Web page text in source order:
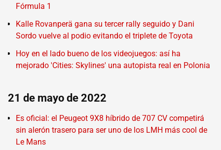
Fórmula 1
Kalle Rovanperä gana su tercer rally seguido y Dani
Sordo vuelve al podio evitando el triplete de Toyota
Hoy en el lado bueno de los videojuegos: así ha
mejorado 'Cities: Skylines' una autopista real en Polonia
21 de mayo de 2022
Es oficial: el Peugeot 9X8 híbrido de 707 CV competirá
sin alerón trasero para ser uno de los LMH más cool de
Le Mans